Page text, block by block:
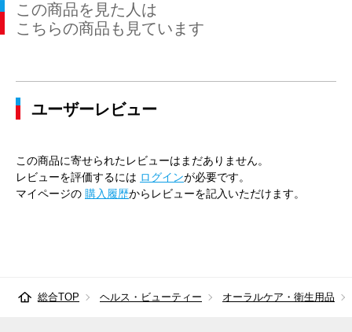
この商品を見た人は
こちらの商品も見ています
ユーザーレビュー
この商品に寄せられたレビューはまだありません。
レビューを評価するには ログインが必要です。
マイページの 購入履歴からレビューを記入いただけます。
総合TOP ヘルス・ビューティー オーラルケア・衛生用品